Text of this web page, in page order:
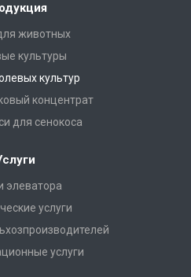
животных
культуры
культур
концентрат
для сенокоса
элеватора
услуги
услуги